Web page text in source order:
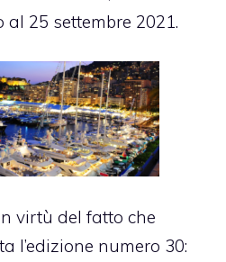
25 settembre 2021.
virtù del fatto che
l’edizione numero 30: